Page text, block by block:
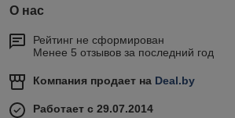
О нас
Рейтинг не сформирован
Менее 5 отзывов за последний год
Компания продает на Deal.by
Работает с 29.07.2014